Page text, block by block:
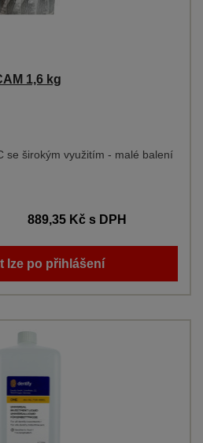
1,6 kg
se širokým využitím - malé balení
889,35 Kčs DPH
lze po přihlášení